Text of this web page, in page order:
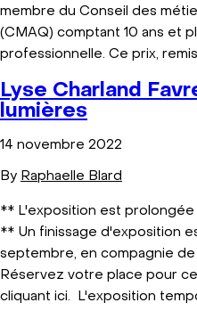
membre du Conseil des
(CMAQ) comptant 10 ans et
professionnelle. Ce prix, remis
Lyse Charland
lumières
14 novembre 2022
By Raphaelle Blard
** L'exposition est prolongée
** Un finissage d'exposition
septembre, en compagnie
Réservez votre place pour
cliquant ici. L'exposition